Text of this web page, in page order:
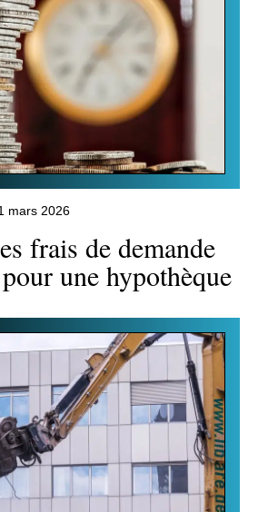
mars 2026
frais de demande
une hypothèque